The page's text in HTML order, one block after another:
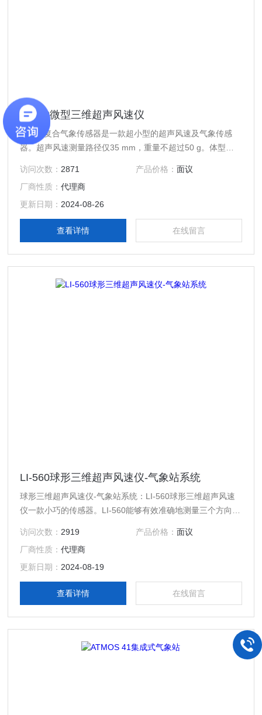
LI-550微型三维超声风速仪
LI-550复合气象传感器是一款超小型的超声风速及气象传感
器。超声风速测量路径仅35 mm，重量不超过50 g。体型虽
压力、倾角、以及罗盘。开放的路径尽可能减小风场畸变。4
条测量路径包含了冗余测量，从而可以在计算中去除畸变max
的路径，以保证测量的精度。此外，数据输出可以根据用户需
求进行定制。微型三维超声风速仪
访问次数： 2871 产品价格： 面议
厂商性质：代理商
更新日期： 2024-08-26
查看详情 在线留言
LI-560球形三维超声风速仪-气象站系统
球形三维超声风速仪-气象站系统：LI-560球形三维超声风速
仪一款小巧的传感器。LI-560能够有效准确地测量三个方向的
而提高垂直风速测量的准确度。测量频率可达100Hz，灵敏捕
捉空气运动细节。LI-560为全铝结构，在保证牢固的同时保持
了轻质、小巧、低功耗的特点，非常适合搭载于无人机上，用
于大气通量和湍流研究。
访问次数： 2919 产品价格： 面议
厂商性质：代理商
更新日期： 2024-08-19
查看详情 在线留言